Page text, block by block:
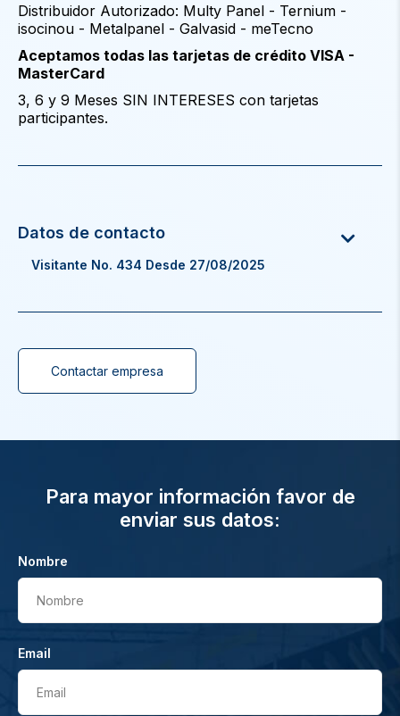
Distribuidor Autorizado: Multy Panel - Ternium -
isocinou - Metalpanel - Galvasid - meTecno
Aceptamos todas las tarjetas de crédito VISA -
MasterCard
3, 6 y 9 Meses SIN INTERESES con tarjetas
participantes.
Visitante No. 434 Desde 27/08/2025
Contactar empresa
Para mayor información favor de
enviar sus datos:
Nombre
Nombre
Email
Email